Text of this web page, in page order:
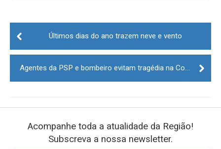
Post
navigationÚltimos dias do ano trazem neve e vento
Agentes da PSP e bombeiro evitam tragédia na Covilhã
Acompanhe toda a atualidade da Região!
Subscreva a nossa newsletter.